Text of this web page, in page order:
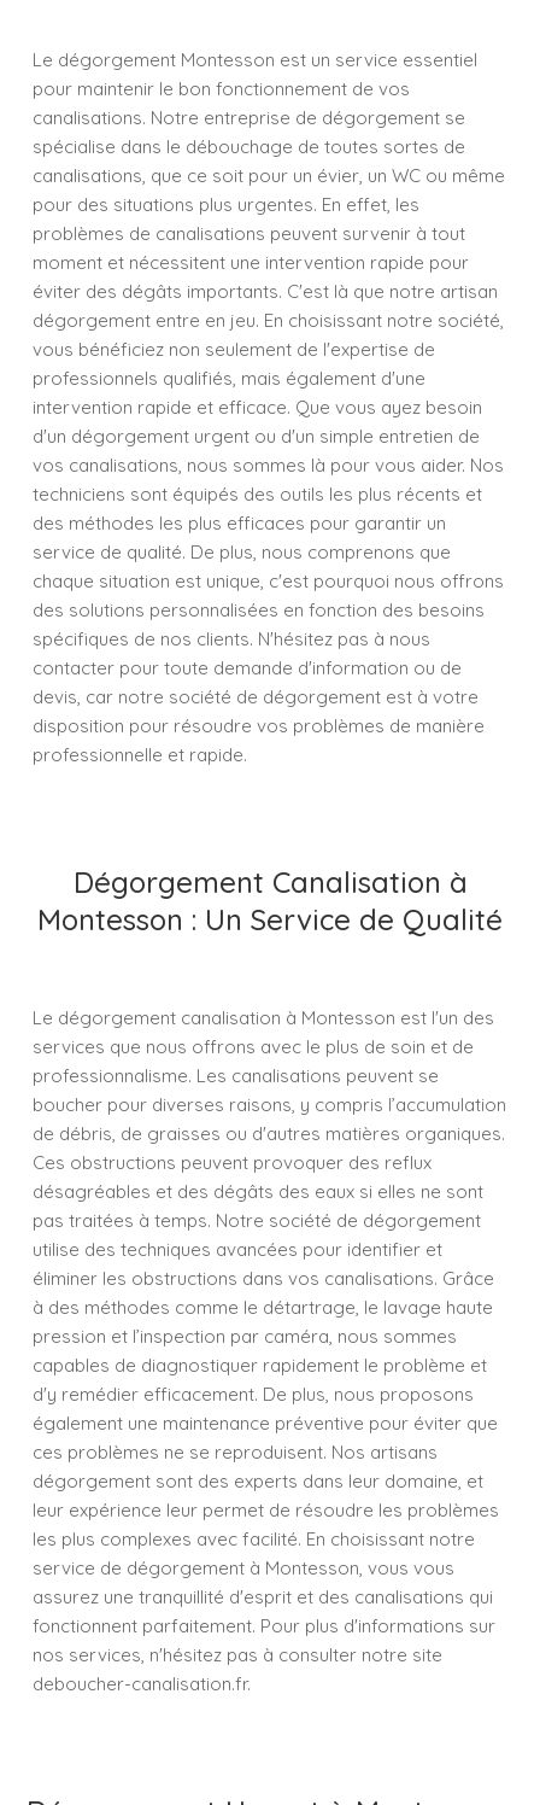
Le dégorgement Montesson est un service essentiel
pour maintenir le bon fonctionnement de vos
canalisations. Notre entreprise de dégorgement se
spécialise dans le débouchage de toutes sortes de
canalisations, que ce soit pour un évier, un WC ou même
pour des situations plus urgentes. En effet, les
problèmes de canalisations peuvent survenir à tout
moment et nécessitent une intervention rapide pour
éviter des dégâts importants. C'est là que notre artisan
dégorgement entre en jeu. En choisissant notre société,
vous bénéficiez non seulement de l'expertise de
professionnels qualifiés, mais également d'une
intervention rapide et efficace. Que vous ayez besoin
d'un dégorgement urgent ou d'un simple entretien de
vos canalisations, nous sommes là pour vous aider. Nos
techniciens sont équipés des outils les plus récents et
des méthodes les plus efficaces pour garantir un
service de qualité. De plus, nous comprenons que
chaque situation est unique, c'est pourquoi nous offrons
des solutions personnalisées en fonction des besoins
spécifiques de nos clients. N'hésitez pas à nous
contacter pour toute demande d'information ou de
devis, car notre société de dégorgement est à votre
disposition pour résoudre vos problèmes de manière
professionnelle et rapide.
Dégorgement Canalisation à
Montesson : Un Service de Qualité
Le dégorgement canalisation à Montesson est l'un des
services que nous offrons avec le plus de soin et de
professionnalisme. Les canalisations peuvent se
boucher pour diverses raisons, y compris l’accumulation
de débris, de graisses ou d'autres matières organiques.
Ces obstructions peuvent provoquer des reflux
désagréables et des dégâts des eaux si elles ne sont
pas traitées à temps. Notre société de dégorgement
utilise des techniques avancées pour identifier et
éliminer les obstructions dans vos canalisations. Grâce
à des méthodes comme le détartrage, le lavage haute
pression et l’inspection par caméra, nous sommes
capables de diagnostiquer rapidement le problème et
d'y remédier efficacement. De plus, nous proposons
également une maintenance préventive pour éviter que
ces problèmes ne se reproduisent. Nos artisans
dégorgement sont des experts dans leur domaine, et
leur expérience leur permet de résoudre les problèmes
les plus complexes avec facilité. En choisissant notre
service de dégorgement à Montesson, vous vous
assurez une tranquillité d'esprit et des canalisations qui
fonctionnent parfaitement. Pour plus d'informations sur
nos services, n'hésitez pas à consulter notre site
deboucher-canalisation.fr.